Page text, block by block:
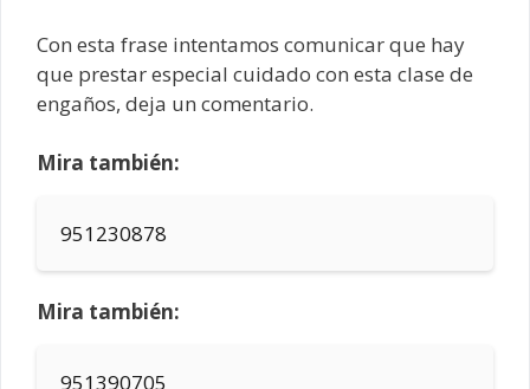
Con esta frase intentamos comunicar que hay
que prestar especial cuidado con esta clase de
engaños, deja un comentario.
Mira también:
951230878
Mira también:
951390705